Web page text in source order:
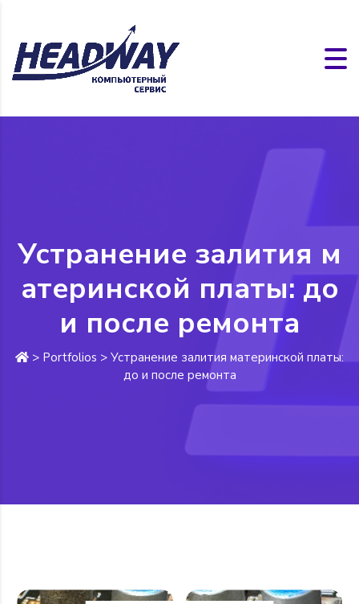
Устранение залития м
атеринской платы: до
и после ремонта
> Portfolios > Устранение залития материнской платы:
до и после ремонта